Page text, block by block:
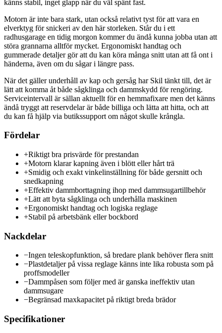
känns stabil, inget glapp när du väl spänt fast.
Motorn är inte bara stark, utan också relativt tyst för att vara en
elverktyg för snickeri av den här storleken. Står du i ett
radhusgarage en tidig morgon kommer du ändå kunna jobba utan att
störa grannarna alltför mycket. Ergonomiskt handtag och
gummerade detaljer gör att du kan köra många snitt utan att få ont i
händerna, även om du sågar i längre pass.
När det gäller underhåll av kap och gersåg har Skil tänkt till, det är
lätt att komma åt både sågklinga och dammskydd för rengöring.
Serviceintervall är sällan aktuellt för en hemmafixare men det känns
ändå tryggt att reservdelar är både billiga och lätta att hitta, och att
du kan få hjälp via butikssupport om något skulle krångla.
Fördelar
+Riktigt bra prisvärde för prestandan
+Motorn klarar kapning även i blött eller hårt trä
+Smidig och exakt vinkelinställning för både gersnitt och
snedkapning
+Effektiv dammborttagning ihop med dammsugartillbehör
+Lätt att byta sågklinga och underhålla maskinen
+Ergonomiskt handtag och logiska reglage
+Stabil på arbetsbänk eller bockbord
Nackdelar
−Ingen teleskopfunktion, så bredare plank behöver flera snitt
−Plastdetaljer på vissa reglage känns inte lika robusta som på
proffsmodeller
−Dammpåsen som följer med är ganska ineffektiv utan
dammsugare
−Begränsad maxkapacitet på riktigt breda brädor
Specifikationer